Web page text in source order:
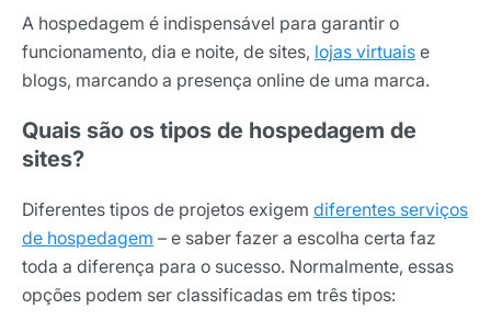
A hospedagem é indispensável para garantir o
funcionamento, dia e noite, de sites, lojas virtuais e
blogs, marcando a presença online de uma marca.
Quais são os tipos de hospedagem de
sites?
Diferentes tipos de projetos exigem diferentes serviços
de hospedagem – e saber fazer a escolha certa faz
toda a diferença para o sucesso. Normalmente, essas
opções podem ser classificadas em três tipos: